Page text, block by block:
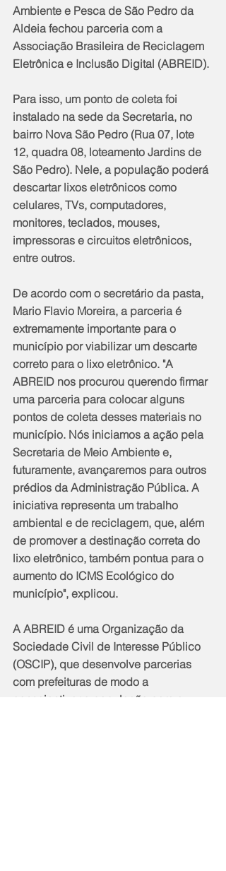
Ambiente e Pesca de São Pedro da
Aldeia fechou parceria com a
Associação Brasileira de Reciclagem
Eletrônica e Inclusão Digital (ABREID).
Para isso, um ponto de coleta foi
instalado na sede da Secretaria, no
bairro Nova São Pedro (Rua 07, lote
12, quadra 08, loteamento Jardins de
São Pedro). Nele, a população poderá
descartar lixos eletrônicos como
celulares, TVs, computadores,
monitores, teclados, mouses,
impressoras e circuitos eletrônicos,
entre outros.
De acordo com o secretário da pasta,
Mario Flavio Moreira, a parceria é
extremamente importante para o
município por viabilizar um descarte
correto para o lixo eletrônico. "A
ABREID nos procurou querendo firmar
uma parceria para colocar alguns
pontos de coleta desses materiais no
município. Nós iniciamos a ação pela
Secretaria de Meio Ambiente e,
futuramente, avançaremos para outros
prédios da Administração Pública. A
iniciativa representa um trabalho
ambiental e de reciclagem, que, além
de promover a destinação correta do
lixo eletrônico, também pontua para o
aumento do ICMS Ecológico do
município", explicou.
A ABREID é uma Organização da
Sociedade Civil de Interesse Público
(OSCIP), que desenvolve parcerias
com prefeituras de modo a
conscientizar a população para a